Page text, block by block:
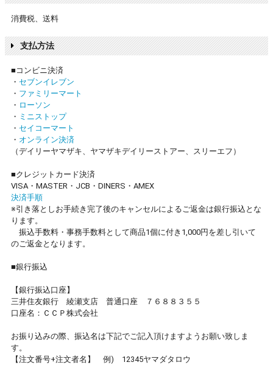
消費税、送料
支払方法
■コンビニ決済
・ セブンイレブン
・ ファミリーマート
・ ローソン
・ ミニストップ
・ セイコーマート
・ オンライン決済
（デイリーヤマザキ、ヤマザキデイリーストアー、スリーエフ）
■クレジットカード決済
VISA・MASTER・JCB・DINERS・AMEX
決済手順
※引き落としお手続き完了後のキャンセルによるご返金は銀行振込とな
ります。
振込手数料・事務手数料として商品1個に付き1,000円を差し引いて
のご返金となります。
■銀行振込
【銀行振込口座】
三井住友銀行 綾瀬支店 普通口座 ７６８８３５５
口座名：ＣＣＰ株式会社
お振り込みの際、振込名は下記でご記入頂けますようお願い致しま
す。
【注文番号+注文者名】 例) 12345ヤマダタロウ